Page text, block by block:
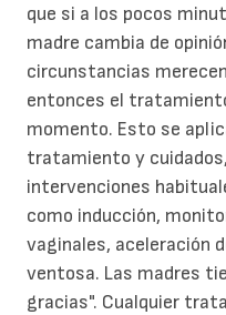
que si a los pocos
madre cambia de
circunstancias
entonces el
momento. Esto se
tratamiento y
intervenciones
como inducción,
vaginales, aceleración
ventosa. Las madres
gracias". Cualquier